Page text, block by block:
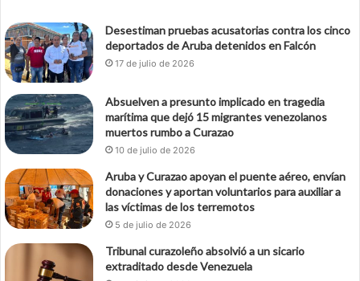
Desestiman pruebas acusatorias contra los cinco
deportados de Aruba detenidos en Falcón
17 de julio de 2026
Absuelven a presunto implicado en tragedia
marítima que dejó 15 migrantes venezolanos
muertos rumbo a Curazao
10 de julio de 2026
Aruba y Curazao apoyan el puente aéreo, envían
donaciones y aportan voluntarios para auxiliar a
las víctimas de los terremotos
5 de julio de 2026
Tribunal curazoleño absolvió a un sicario
extraditado desde Venezuela